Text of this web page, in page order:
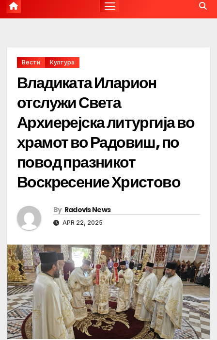
Вести Култура
Владиката Иларион
отслужи Света
Архиерејска литургија во
храмот во Радовиш, по
повод празникот
Воскресение Христово
By Radovis News
APR 22, 2025